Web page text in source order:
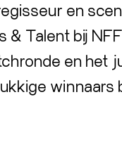
en
& Talent bij
en het
winnaars